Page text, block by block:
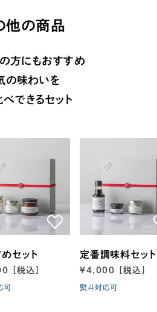
他の商品
方にもおすすめ
の味わいを
できるセット
セット
[税込]
可
定番調味料セット
¥4,000 [税込]
熨斗対応可